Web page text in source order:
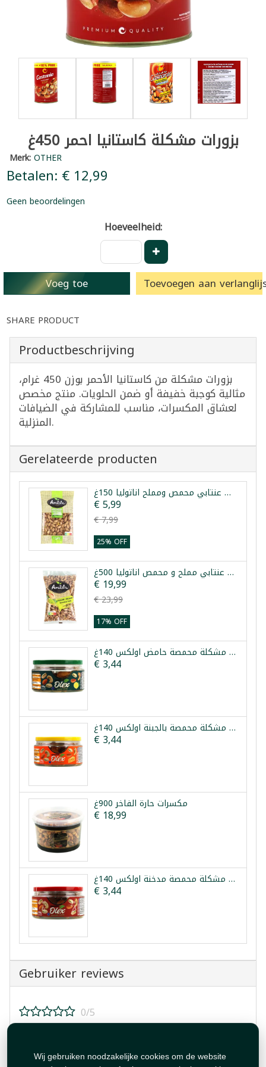
Wij gebruiken noodzakelijke cookies om de website
بزورات مشكلة كاستانيا احمر 450غ
Merk:OTHER
Betalen: € 12,99
Geen beoordelingen
Hoeveelheid:
Voeg toe Toevoegen aan
SHARE PRODUCT
Productbeschrijving
بزورات مشكلة من كاستانيا الأحمر بوزن 450 غرام،
مثالية كوجبة خفيفة أو ضمن الحلويات. منتج مخصص
لعشاق المكسرات، مناسب للمشاركة في الضيافات
المنزلية.
Gerelateerde producten
فستق عنتابي محمص ومملح اناتوليا 150غ
€ 5,99
€ 7,99
25% OFF
فستق عنتابي مملح و محمص اناتوليا 500غ
€ 19,99
€ 23,99
17% OFF
مكسرات مشكلة محمصة حامض اولكس 140غ
€ 3,44
مكسرات مشكلة محمصة بالجبنة اولكس 140غ
€ 3,44
مكسرات حارة الفاخر 900غ
€ 18,99
مكسرات مشكلة محمصة مدخنة اولكس 140غ
€ 3,44
Gebruiker reviews
0/5